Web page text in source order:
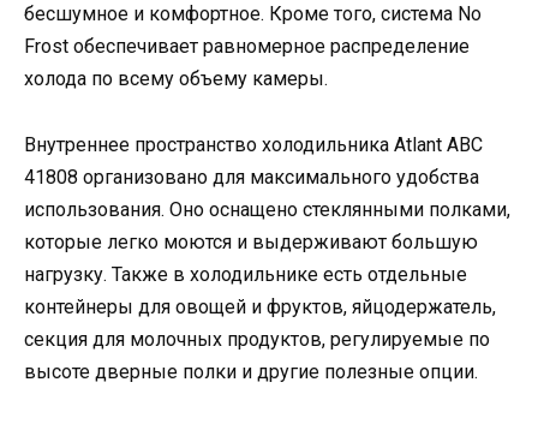
бесшумное и комфортное. Кроме того, система No
Frost обеспечивает равномерное распределение
холода по всему объему камеры.
Внутреннее пространство холодильника Аtlant ABC
41808 организовано для максимального удобства
использования. Оно оснащено стеклянными полками,
которые легко моются и выдерживают большую
нагрузку. Также в холодильнике есть отдельные
контейнеры для овощей и фруктов, яйцодержатель,
секция для молочных продуктов, регулируемые по
высоте дверные полки и другие полезные опции.